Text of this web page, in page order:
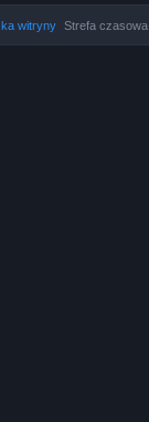
Strefa czasowa
witryny